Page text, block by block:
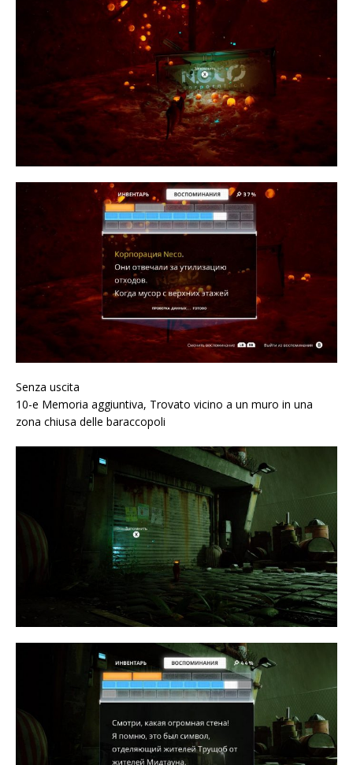
Senza uscita
10-e Memoria aggiuntiva, Trovato vicino a un muro in una
zona chiusa delle baraccopoli